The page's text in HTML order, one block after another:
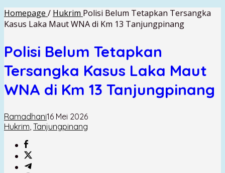
Homepage / Hukrim Polisi Belum Tetapkan Tersangka
Kasus Laka Maut WNA di Km 13 Tanjungpinang
Polisi Belum Tetapkan
Tersangka Kasus Laka Maut
WNA di Km 13 Tanjungpinang
Ramadhani16 Mei 2026
Hukrim Tanjungpinang